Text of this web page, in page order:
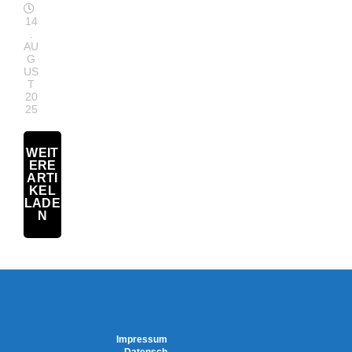
14
AU
G
US
T
20
25
WEIT
ERE
ARTI
KEL
LADE
N
Impressum